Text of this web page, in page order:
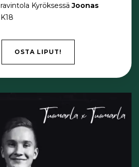
ravintola KyröksessäJoonas
K18
OSTA LIPUT!